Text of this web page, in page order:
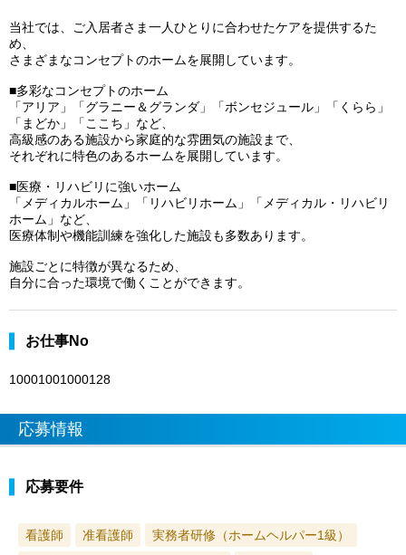
当社では、ご入居者さま一人ひとりに合わせたケアを提供するた
め、
さまざまなコンセプトのホームを展開しています。
■多彩なコンセプトのホーム
「アリア」「グラニー＆グランダ」「ボンセジュール」「くらら」
「まどか」「ここち」など、
高級感のある施設から家庭的な雰囲気の施設まで、
それぞれに特色のあるホームを展開しています。
■医療・リハビリに強いホーム
「メディカルホーム」「リハビリホーム」「メディカル・リハビリ
ホーム」など、
医療体制や機能訓練を強化した施設も多数あります。
施設ごとに特徴が異なるため、
自分に合った環境で働くことができます。
お仕事No
10001001000128
応募情報
応募要件
看護師 准看護師
実務者研修（ホームヘルパー1級）